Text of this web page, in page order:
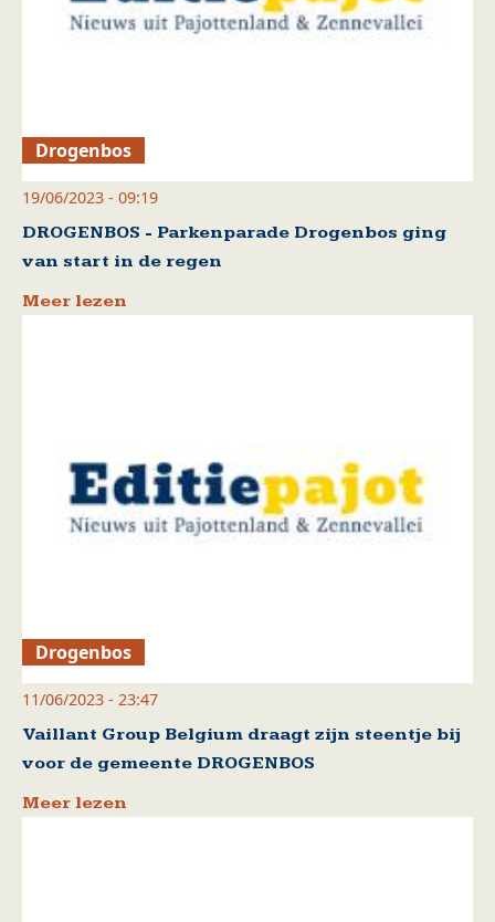
Drogenbos
19/06/2023 - 09:19
DROGENBOS - Parkenparade Drogenbos ging
van start in de regen
Meer lezen
Drogenbos
11/06/2023 - 23:47
Vaillant Group Belgium draagt zijn steentje bij
voor de gemeente DROGENBOS
Meer lezen